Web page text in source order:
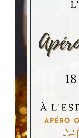
Location de
Description de
Salle du rez-
Salle du 1er
Salle du 2d
Médias